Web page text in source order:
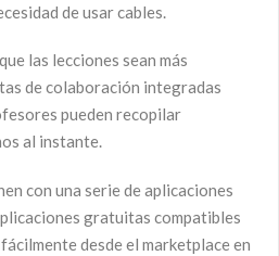
de usar cables.
las lecciones sean más
de colaboración integradas
pueden recopilar
al instante.
con una serie de aplicaciones
gratuitas compatibles
desde el marketplace en